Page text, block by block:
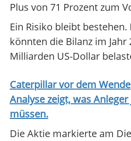
Plus von 71 Prozent zum
Ein Risiko bleibt
könnten die Bilanz im
Milliarden US-Dollar
Caterpillarvor dem
Analyse zeigt, was
müssen.
Die Aktie markierte am